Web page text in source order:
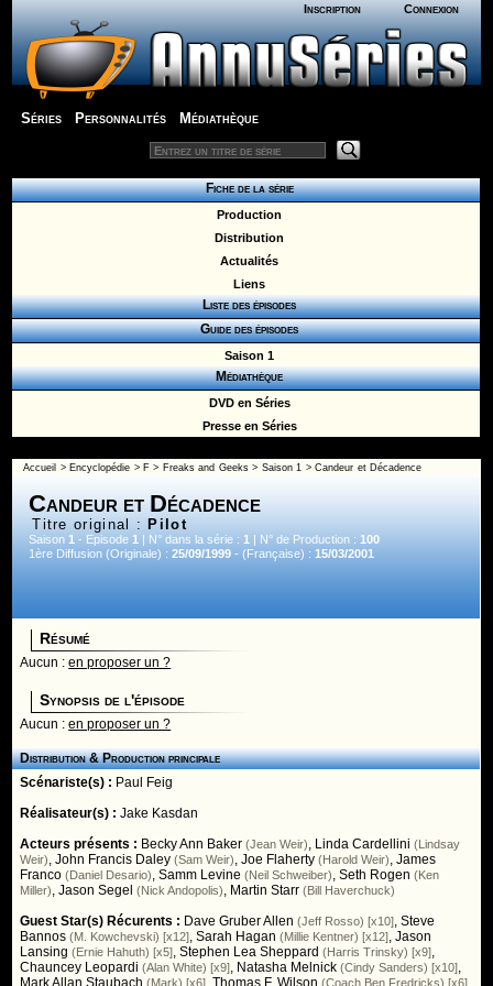
Inscription Connexion
Séries Personnalités Médiathèque
Fiche de la série
Production
Distribution
Actualités
Liens
Liste des épisodes
Guide des épisodes
Saison 1
Médiathèque
DVD en Séries
Presse en Séries
Accueil > Encyclopédie > F > Freaks and Geeks> Saison 1 > Candeur et Décadence
Candeur et Décadence
Titre original : Pilot
Saison1 - Episode1 | N° dans la série :1 | N° de Production :100
1ère Diffusion (Originale) :25/09/1999 - (Française) :15/03/2001
Résumé
Aucun :en proposer un ?
Synopsis de l'épisode
Aucun :en proposer un ?
Distribution & Production principale
Scénariste(s) : Paul Feig
Réalisateur(s) :Jake Kasdan
Acteurs présents : Becky Ann Baker (Jean Weir), Linda Cardellini (Lindsay
Weir),John Francis Daley (Sam Weir),Joe Flaherty (Harold Weir),James
Franco (Daniel Desario),Samm Levine (Neil Schweiber),Seth Rogen (Ken
Miller),Jason Segel (Nick Andopolis), Martin Starr (Bill Haverchuck)
Guest Star(s) Récurents : Dave Gruber Allen (Jeff Rosso) [x10],Steve
Bannos (M. Kowchevski) [x12],Sarah Hagan (Millie Kentner) [x12],Jason
Lansing (Ernie Hahuth) [x5],Stephen Lea Sheppard (Harris Trinsky) [x9],
Chauncey Leopardi (Alan White) [x9], Natasha Melnick (Cindy Sanders) [x10],
Mark Allan Staubach (Mark) [x6] ,Thomas F. Wilson (Coach Ben Fredricks) [x6]